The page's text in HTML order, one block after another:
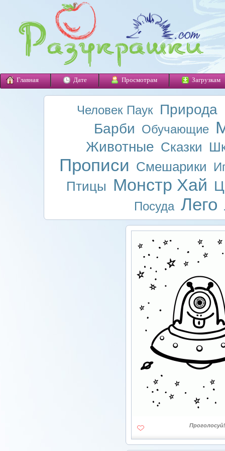
Главная Дате Просмотрам Загрузкам
Человек Паук Природа
Барби Обучающие
Животные Сказки
Прописи Смешарики
Птицы Монстр Хай
Посуда Лего
Проголосуй!